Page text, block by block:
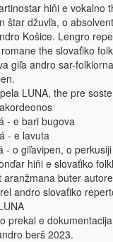
hiňi e vokalno
štar džuvľa, o
Košice. Lengro
the slovaťiko
giľa andro sar-
LUNA, the pre
- e bari bugova
- e lavuta
- o giľavipen, o perkusiji
hiňi e slovaťiko
aranžmana buter
andro slovaťiko
prekal e
berš 2023.